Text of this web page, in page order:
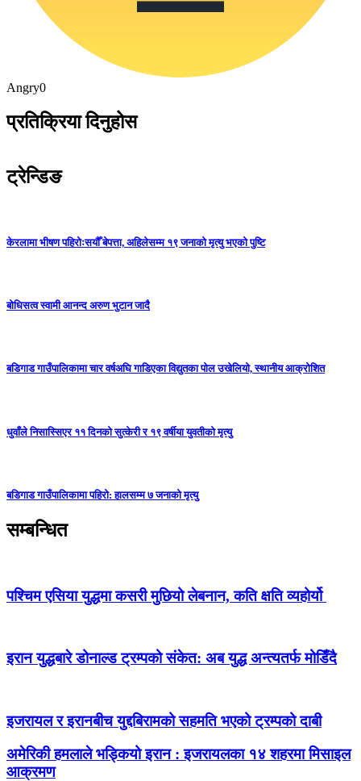
Angry0
प्रतिक्रिया दिनुहोस
ट्रेन्डिङ
केरलामा भीषण पहिरोःसयौँ बेपत्ता, अहिलेसम्म १९ जनाको मृत्यु भएको पुष्टि
बोधिसत्व स्वामी आनन्द अरुण भुटान जादै
बडिगाड गाउँपालिकामा चार वर्षअघि गाडिएका विद्युतका पोल उखेलियो, स्थानीय आक्रोशित
धुवाँले निसास्सिएर ११ दिनको सुत्केरी र १९ वर्षीया युवतीको मृत्यु
बडिगाड गाउँपालिकामा पहिरो: हालसम्म ७ जनाको मृत्यु
सम्बन्धित
पश्‍चिम एसिया युद्धमा कसरी मुछियो लेबनान, कति क्षति व्यहोर्यो
इरान युद्धबारे डोनाल्ड ट्रम्पको संकेत: अब युद्ध अन्त्यतर्फ मोडिँदै
इजरायल र इरानबीच युद्दबिरामको सहमति भएको ट्रम्पको दाबी
अमेरिकी हमलाले भड्कियो इरान : इजरायलका १४ शहरमा मिसाइल
आक्रमण